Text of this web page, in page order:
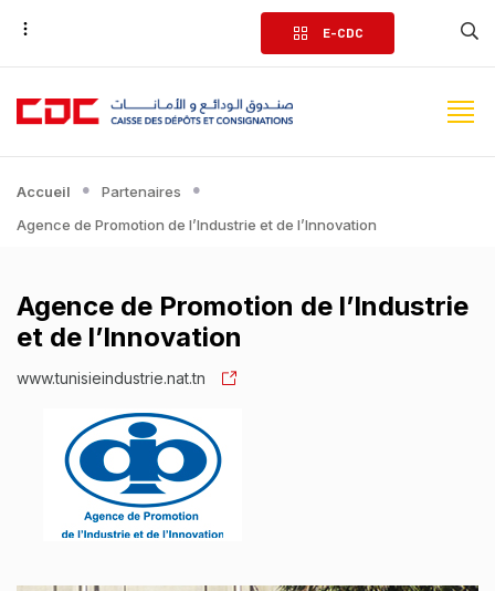
Aller
contenu
principal
E-CDC
Accueil
Partenaires
Agence de Promotion de l’Industrie et de l’Innovation
Agence de Promotion de l’Industrie
et de l’Innovation
www.tunisieindustrie.nat.tn